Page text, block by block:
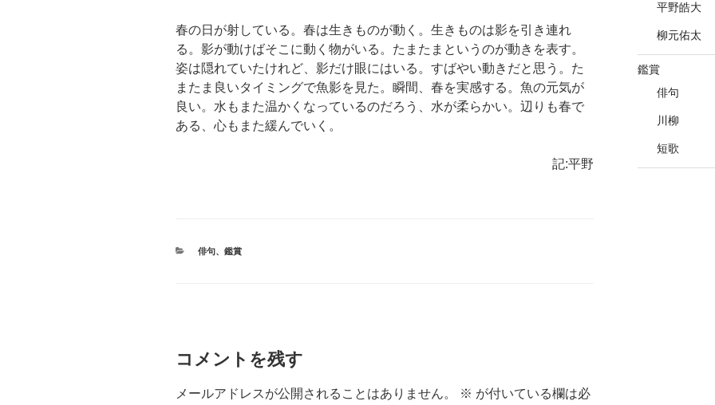
春の日が射している。春は生きものが動く。生きものは影を引き連れ
る。影が動けばそこに動く物がいる。たまたまというのが動きを表す。
姿は隠れていたけれど、影だけ眼にはいる。すばやい動きだと思う。た
またま良いタイミングで魚影を見た。瞬間、春を実感する。魚の元気が
良い。水もまた温かくなっているのだろう、水が柔らかい。辺りも春で
ある、心もまた緩んでいく。
記:平野
カ
俳句、 鑑賞
コメントを残す
メールアドレスが公開されることはありません。 ※ が付いている欄は必
平野皓大
柳元佑太
鑑賞
俳句
川柳
短歌